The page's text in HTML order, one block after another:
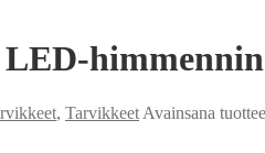
LED-
, Tarvikkeet Avainsana